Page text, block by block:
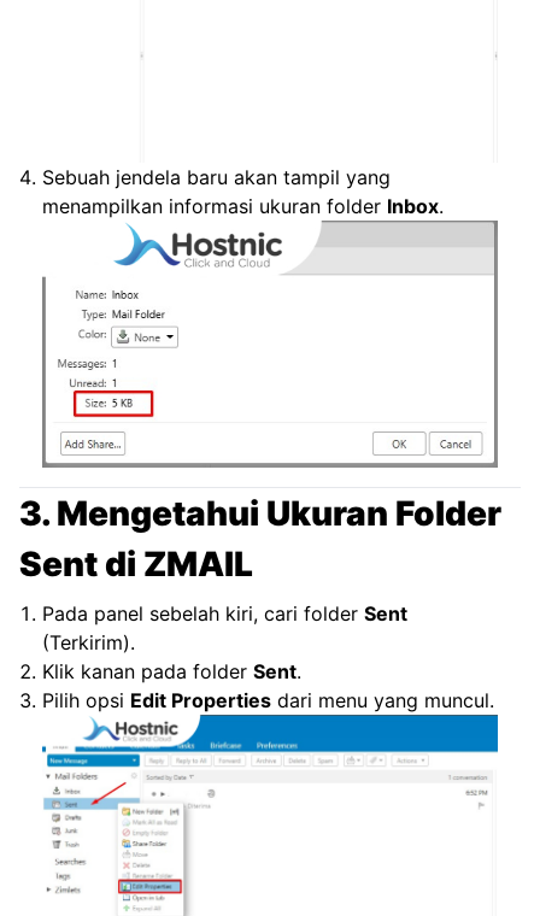
Sebuah jendela baru akan tampil yang
menampilkan informasi ukuran folder Inbox.
3. Mengetahui Ukuran Folder
Sent di ZMAIL
Pada panel sebelah kiri, cari folderSent
(Terkirim).
Klik kanan pada folderSent.
Pilih opsi Edit Properties dari menu yang muncul.